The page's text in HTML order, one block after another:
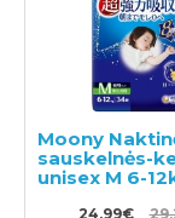
Moony
sauskelnės-
unisex M 6-
24,99€